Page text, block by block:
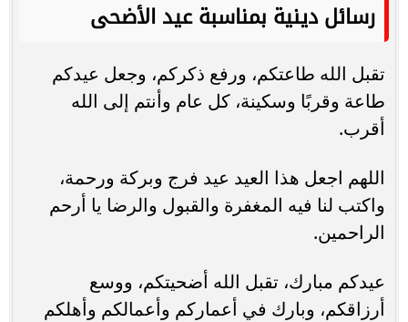
رسائل دينية بمناسبة عيد الأضحى
تقبل الله طاعتكم، ورفع ذكركم، وجعل عيدكم
طاعة وقربًا وسكينة، كل عام وأنتم إلى الله
أقرب.
اللهم اجعل هذا العيد عيد فرج وبركة ورحمة،
واكتب لنا فيه المغفرة والقبول والرضا يا أرحم
الراحمين.
عيدكم مبارك، تقبل الله أضحيتكم، ووسع
أرزاقكم، وبارك في أعماركم وأعمالكم وأهلكم